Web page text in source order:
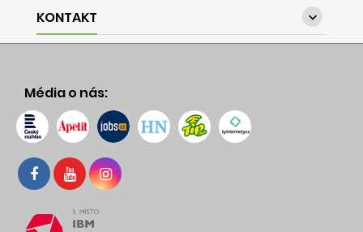
KONTAKT 
Média o nás: